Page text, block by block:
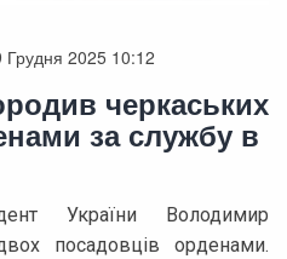
Грудня 2025 10:12
черкаських
за службу в
України Володимир
посадовців орденами.